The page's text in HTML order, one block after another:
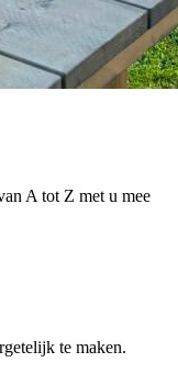
A tot Z met u mee
te maken.